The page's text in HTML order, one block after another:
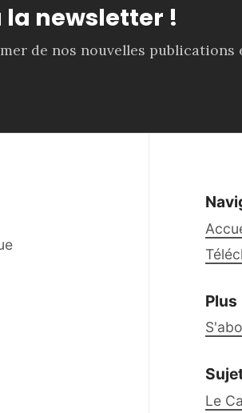
newsletter !
de nos nouvelles publications
Plus
Le